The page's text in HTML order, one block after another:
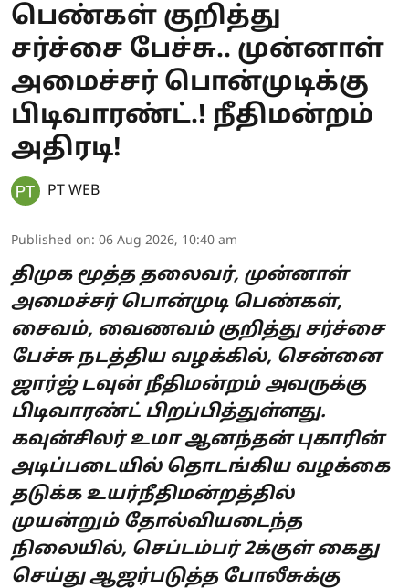
பெண்கள் குறித்து
சர்ச்சை பேச்சு.. முன்னாள்
அமைச்சர் பொன்முடிக்கு
பிடிவாரண்ட்.! நீதிமன்றம்
அதிரடி!
PT WEB
Published on: 06 Aug 2026, 10:40 am
திமுக மூத்த தலைவர், முன்னாள்
அமைச்சர் பொன்முடி பெண்கள்,
சைவம், வைணவம் குறித்து சர்ச்சை
பேச்சு நடத்திய வழக்கில், சென்னை
ஜார்ஜ் டவுன் நீதிமன்றம் அவருக்கு
பிடிவாரண்ட் பிறப்பித்துள்ளது.
கவுன்சிலர் உமா ஆனந்தன் புகாரின்
அடிப்படையில் தொடங்கிய வழக்கை
தடுக்க உயர்நீதிமன்றத்தில்
முயன்றும் தோல்வியடைந்த
நிலையில், செப்டம்பர் 2க்குள் கைது
செய்து ஆஜர்படுத்த போலீசுக்கு